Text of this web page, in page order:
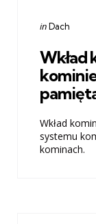
Categories
Posted
inDach
Wkład
Wkład
systemu
kominach.